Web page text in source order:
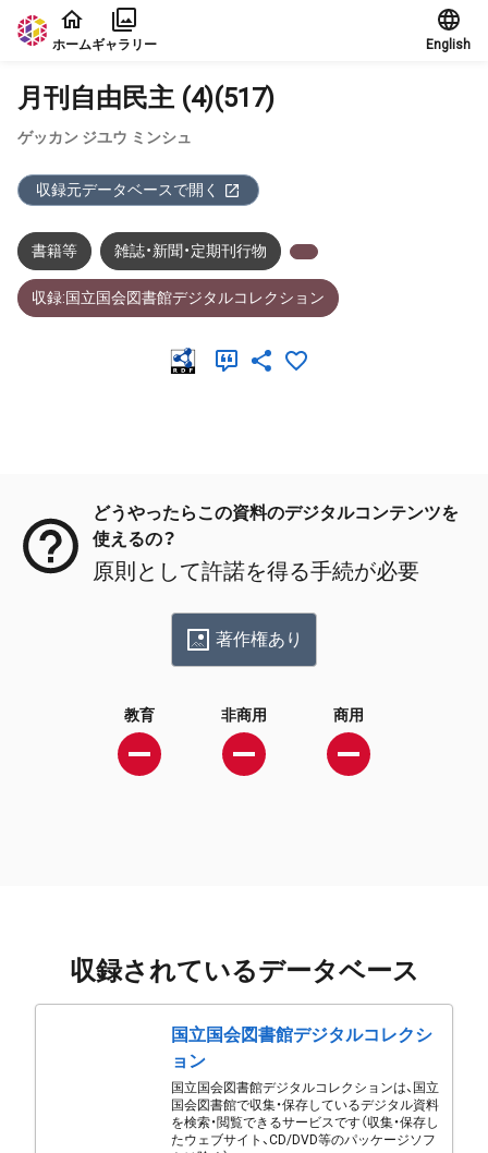
本文に飛ぶ
ホームギャラリー English
月刊自由民主 (4)(517)
ゲッカン ジユウ ミンシュ
収録元データベースで開く
書籍等 雑誌・新聞・定期刊行物
収録:国立国会図書館デジタルコレクション
どうやったらこの資料のデジタルコンテンツを
使えるの？
原則として許諾を得る手続が必要
著作権あり
教育 非商用 商用
収録されているデータベース
国立国会図書館デジタルコレクシ
ョン
国立国会図書館デジタルコレクションは、国立
国会図書館で収集・保存しているデジタル資料
を検索・閲覧できるサービスです（収集・保存し
たウェブサイト、CD/DVD等のパッケージソフ